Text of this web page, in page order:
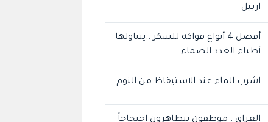
اربيل
أفضل 4 أنواع فواكه للسكر ..يتناولها
أطباء الغدد الصماء
اشرب الماء عند الاستيقاظ من النوم
العراق : موظفون يتظاهرون احتجاجاً